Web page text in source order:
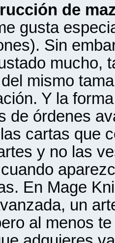
de
gusta
Sin
mucho,
mismo
Y la
de órdenes
cartas que
y no las
En Mage
un
al menos